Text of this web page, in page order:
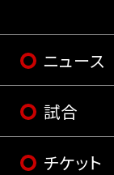
ニュース
試合
チケット